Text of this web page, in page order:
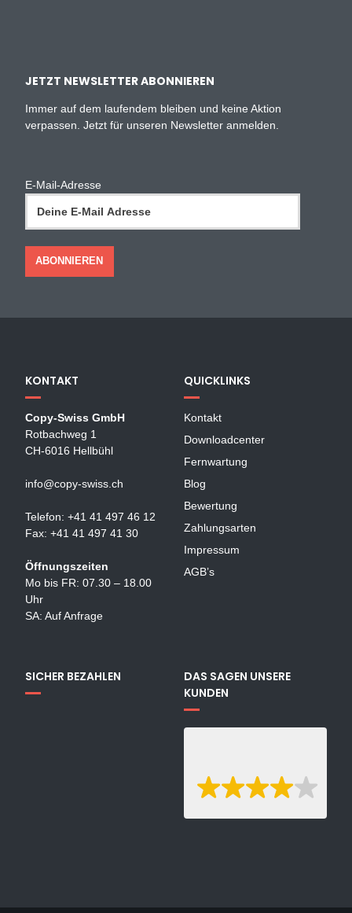
JETZT NEWSLETTER ABONNIEREN
Immer auf dem laufendem bleiben und keine Aktion
verpassen. Jetzt für unseren Newsletter anmelden.
E-Mail-Adresse
KONTAKT
Copy-Swiss GmbH
Rotbachweg 1
CH-6016 Hellbühl
info@copy-swiss.ch
Telefon: +41 41 497 46 12
Fax: +41 41 497 41 30
Öffnungszeiten
Mo bis FR: 07.30 – 18.00
Uhr
SA: Auf Anfrage
QUICKLINKS
Kontakt
Downloadcenter
Fernwartung
Blog
Bewertung
Zahlungsarten
Impressum
AGB’s
SICHER BEZAHLEN
DAS SAGEN UNSERE
KUNDEN